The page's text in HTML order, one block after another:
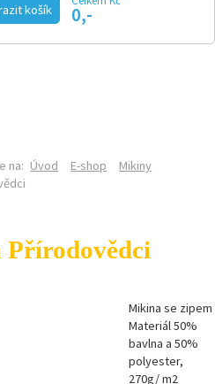
košík 0,-
AKCÍ
MAGAZÍN
na: Úvod E-shop
Mikiny
Mikina se zipem
Materiál 50%
bavlna a 50%
polyester,
270g/ m2